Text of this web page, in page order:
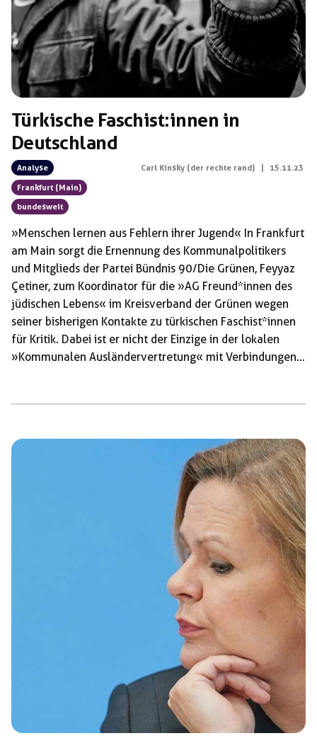
Türkische Faschist:innen in
Deutschland
Analyse
Frankfurt (Main)
bundesweit
Carl Kinsky (der rechte rand) 15.11.23
»Menschen lernen aus Fehlern ihrer Jugend« In Frankfurt
am Main sorgt die Ernennung des Kommunalpolitikers
und Mitglieds der Partei Bündnis 90/Die Grünen, Feyyaz
Çetiner, zum Koordinator für die »AG Freund*innen des
jüdischen Lebens« im Kreisverband der Grünen wegen
seiner bisherigen Kontakte zu türkischen Faschist*innen
für Kritik. Dabei ist er nicht der Einzige in der lokalen
»Kommunalen Ausländervertretung« mit Verbindungen
Interessenvertretung aller Menschen ohne deutsche
Staatsangehörigkeit eingeführt, die sonst keine politische
Repräsentation durch Wahlen erfahren. Diese tragen
unterschiedliche Namen, etwa »Ausländerbeirat« oder